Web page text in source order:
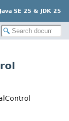
Java SE 25 & JDK 25